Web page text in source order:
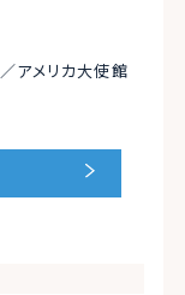
／アメリカ大使館